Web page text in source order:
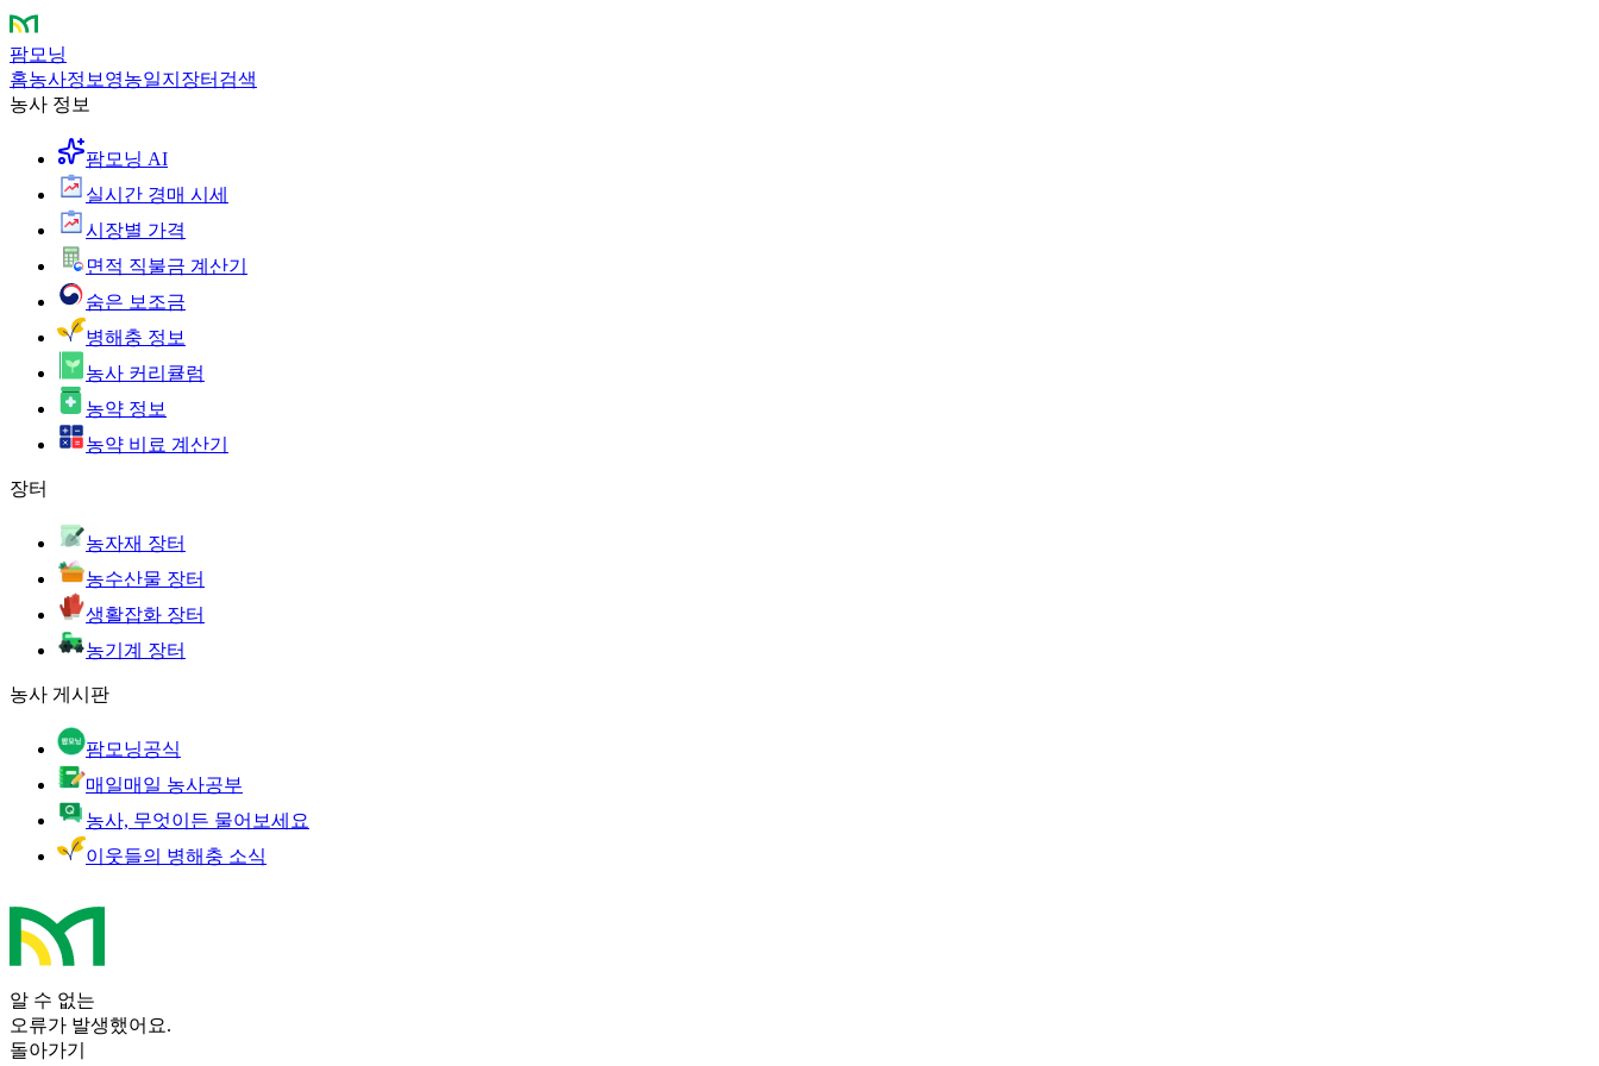
팜모닝
홈농사정보 영농일지 장터 검색
농사 정보
팜모닝 AI
실시간 경매 시세
시장별 가격
면적 직불금 계산기
숨은 보조금
병해충 정보
농사 커리큘럼
농약 정보
농약 비료 계산기
장터
농자재 장터
농수산물 장터
생활잡화 장터
농기계 장터
농사 게시판
팜모닝공식
매일매일 농사공부
농사, 무엇이든 물어보세요
이웃들의 병해충 소식
알 수 없는
오류가 발생했어요.
돌아가기